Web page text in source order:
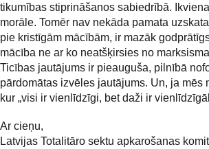
tikumības stiprināšanos sabiedrībā.
morāle. Tomēr nav nekāda pamata
pie kristīgām mācībām, ir mazāk
mācība ne ar ko neatšķirsies no
Ticības jautājums ir pieauguša, pilnībā
pārdomātas izvēles jautājums. Un, ja
kur „visi ir vienlīdzīgi, bet daži ir
Ar cieņu,
Latvijas Totalitāro sektu apkarošanas